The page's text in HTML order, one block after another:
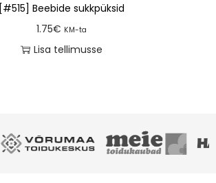
[#515] Beebide sukkpüksid
1.75€ KM-ta
Lisa tellimusse